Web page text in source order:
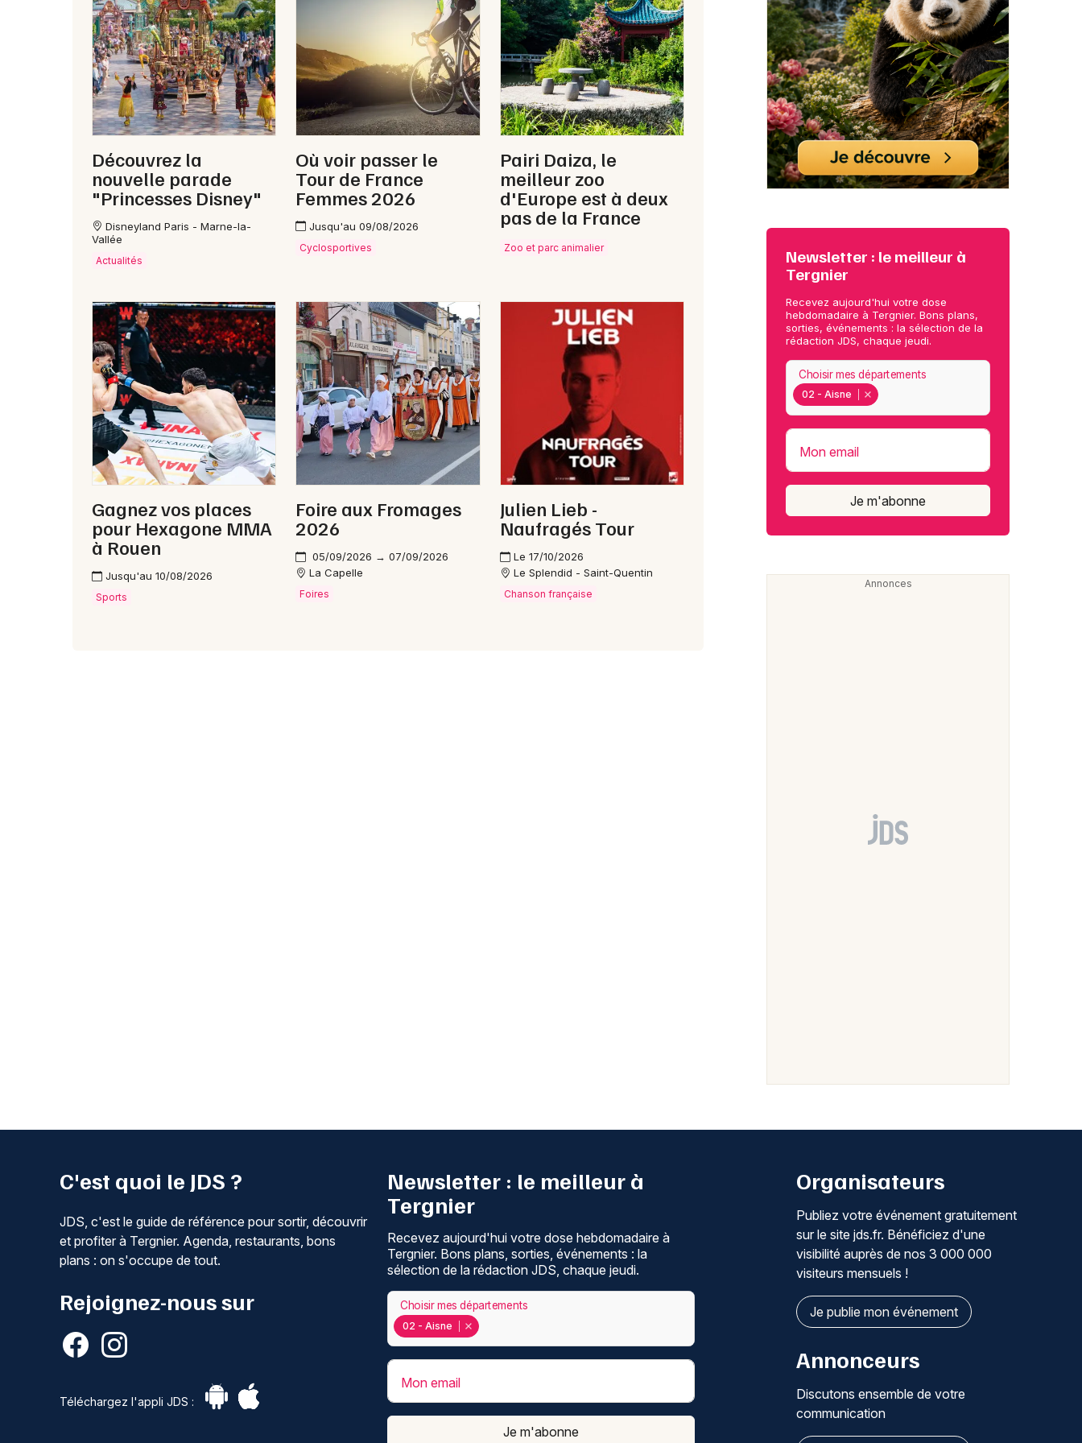
Newsletter des sorties
Artistes en tournée
Actus à Tergnier
Magazine à Tergnier
02 - Aisne
Choisir mes départements
Mon email
Je m'abonne
Découvrez la
nouvelle parade
"Princesses Disney"
Disneyland Paris - Marne-la-
Vallée
Actualités
Où voir passer le
Tour de France
Femmes 2026
Jusqu'au 09/08/2026
Cyclosportives
Pairi Daiza, le
meilleur zoo
d'Europe est à deux
pas de la France
Zoo et parc animalier
Gagnez vos places
pour Hexagone MMA
à Rouen
Jusqu'au 10/08/2026
Sports
Foire aux Fromages
2026
05/09/2026 → 07/09/2026
La Capelle
Foires
Julien Lieb -
Naufragés Tour
Le 17/10/2026
Le Splendid - Saint-Quentin
Chanson française
Newsletter : le meilleur à
Tergnier
Recevez aujourd'hui votre dose
hebdomadaire à Tergnier. Bons plans,
sorties, événements : la sélection de la
rédaction JDS, chaque jeudi.
02 - Aisne
Choisir mes départements
Mon email
Je m'abonne
C'est quoi le JDS ?
JDS, c'est le guide de référence pour sortir, découvrir
et profiter à Tergnier. Agenda, restaurants, bons
plans : on s'occupe de tout.
Rejoignez-nous sur
Téléchargez l'appli JDS :
Newsletter : le meilleur à
Tergnier
Recevez aujourd'hui votre dose hebdomadaire à
Tergnier. Bons plans, sorties, événements : la
sélection de la rédaction JDS, chaque jeudi.
02 - Aisne
Choisir mes départements
Mon email
Je m'abonne
Organisateurs
Publiez votre événement gratuitement
sur le site jds.fr. Bénéficiez d'une
visibilité auprès de nos 3 000 000
visiteurs mensuels !
Je publie mon événement
Annonceurs
Discutons ensemble de votre
communication